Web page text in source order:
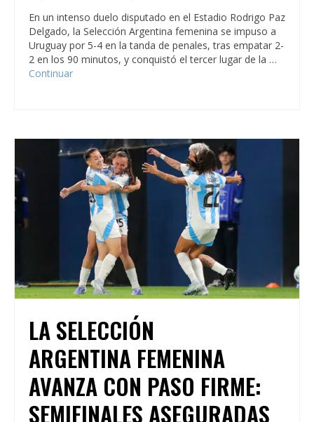
En un intenso duelo disputado en el Estadio Rodrigo Paz
Delgado, la Selección Argentina femenina se impuso a
Uruguay por 5-4 en la tanda de penales, tras empatar 2-
2 en los 90 minutos, y conquistó el tercer lugar de la …
Continuar
LA SELECCIÓN
ARGENTINA FEMENINA
AVANZA CON PASO FIRME:
SEMIFINALES ASEGURADAS